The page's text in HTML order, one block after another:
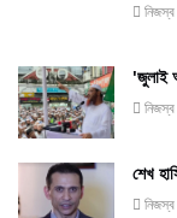
'জুলাই
শেখ